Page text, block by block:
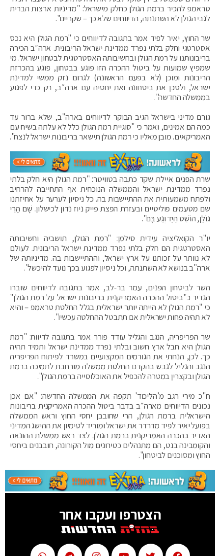
טראמפ להכיר ברמת הגולן כחלק מישראל: "מדיניות ארצות הברית
לגבי הגולן לא השתנתה, הדיווחים שלא כך – שקריים".
שר החוץ, יאיר לפיד אמר בתגובה לדיווחים כי "רמת הגולן היא נכס
אסטרטגי וחלק בלתי נפרד ממדינת ישראל הריבונית. ארה״ב הכירה
בריבונותנו על רמת הגולן ובחשיבותה האסטרטגית לבטחון ישראל. מי
שמפיץ שמועות על ביטול ההכרה הזו פוגע בבטחון, פוגע בהכרזת
הריבונות ומוכן (לא בפעם הראשונה) לגרום נזק ממשי למדינת
ישראל, ולסכן את ביטחונה ואת יחסיה עם ארה״ב, רק כדי לפגוע
בממשלה החדשה".
גורם מדיני בישראל הגיב הבוקר לדיווחים בארה"ב, שלא ברור עד
כמה הם אמינים, ואמר כי "סוגיית רמת הגולן כלל לא עלתה בשיח עם
האמריקאים. מובן מאליו כי רמת הגולן תישאר בריבונות ישראל לנצח".
שרת הפנים איילת שקד כתבה בטוויטר: "רמת הגולן היא חלק בלתי
נפרד ממדינת ישראל והממשלה הנוכחית אף התחייבה להרחיב
ולפתח משמעותית את ההתיישבות בה. כל ניסיון לערער על אחיזתנו
שם מטעמים פוליטיים ובעזרת הפצת פייק ניוז נדון לכישלון. שָׁם הָרֵי
גוֹלָן, הוֹשֵׁט הַיָּד וְגַע בָּם".
יו"ר הקואליציה עידית סילמן: "‏רמת הגולן, תושביה וחשיבותה
האסטרטגית הם חלק בלתי נפרד ממדינת ישראל הריבונית. לעולם
לא נוותר על זכותנו על ארץ ישראל, וההתיישבות בה. מדיניותה של
ארה"ב בנושא לא השתנתה, וכל ניסיון לפגוע בכך נועד להיכשל".
השר לביטחון הפנים, עמר בר-לב, אמר בתגובה לדיווחים שוברו
הגדיר כ"ביטול ההכרה האמריקנית בריבונות ישראל על רמת הגולן"
כי "רמת הגולן לא הייתה יותר ישראלית בגלל החלטת טראמפ – והיא
לא תהיה פחות ישראלית אם תתבטל ההחלטה עכשיו".
שר הפריפריה, הנגב והגליל עודד פורר אמר בתגובה לדיווח: "רמת
הגולן היא חבל ארץ חשוב ובלתי נפרד ממדינת ישראל ותמיד תהיה
כך. לכן, הנחתי את הגורמים המקצועיים במשרד לפיתוח הפריפריה
הנגב והגליל לגבש בהקדם החלטת ממשלה מורחבת לתמיכה ברמת
הגולן ובקצרין במטרה להכפיל את האוכלוסייה ברמת הגולן".
ח"כ מירי רגב מ'הליכוד' תקפה את הממשלה החדשה: "אם אכן
נכונים הדיווחים מארה״ב בדבר ביטול ההכרה האמריקנית בריבונות
הישראלית ברמת הגולן, הרי שחובבן יחסי החוץ וראש הממשלה
בפועל יאיר לפיד מדרדר את ישראל ומוריד לטימיון את ההישג המדיני
האדיר בהכרה האמריקנית ברמת הגולן. לצד ראש ממשלת ההונאה
והקומבינה בנט, הם מתנהלים כטירונים מול הקורונה, חובבנים ביחסי
החוץ ומסוכנים לביטחון".
הצטרפו ועקבו אחר